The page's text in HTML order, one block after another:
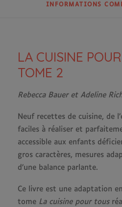
INFORMATIONS
LA CUISINE
TOME 2
Rebecca Bauer et Adeline
Neuf recettes de cuisine, de
faciles à réaliser et
accessible aux enfants
gros caractères, mesures
d’une balance parlante.
Ce livre est une adaptation
tome La cuisine pour tous